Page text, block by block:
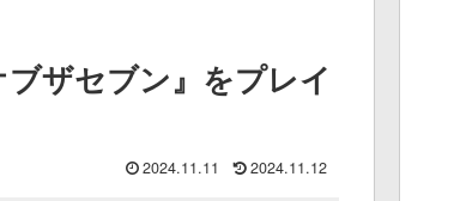
ザセブン』をプレイ
2024.11.11 2024.11.12